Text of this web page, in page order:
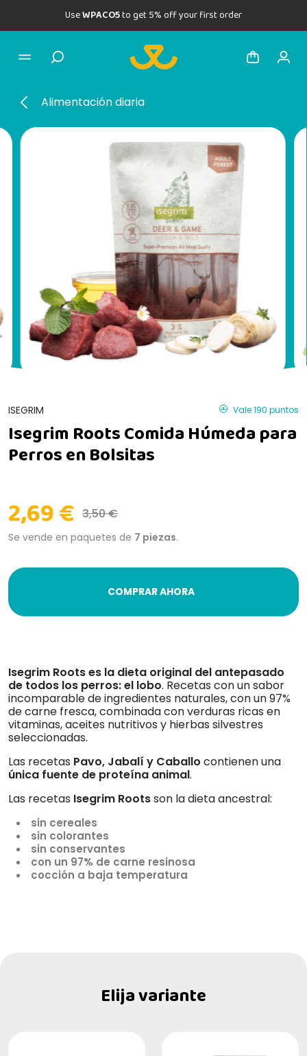
UseWPACO5to get 5% off your first order
Alimentación diaria
ISEGRIM Vale 190 puntos
Isegrim Roots Comida Húmeda para
Perros en Bolsitas
2,69 € 3,50 €
Se vende en paquetes de 7 piezas.
COMPRAR AHORA
Isegrim Rootses la dieta original del antepasado
de todos los perros: el lobo. Recetas con un sabor
incomparable de ingredientes naturales, con un 97%
de carne fresca, combinada con verduras ricas en
vitaminas, aceites nutritivos y hierbas silvestres
seleccionadas.
Las recetas Pavo, Jabalí y Caballo contienen una
única fuente de proteína animal.
Las recetas Isegrim Rootsson la dieta ancestral:
sin cereales
sin colorantes
sin conservantes
con un 97% de carne resinosa
cocción a baja temperatura
Elija variante